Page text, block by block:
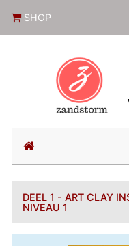
SHOP
(current)
DEEL 1 - ART CLAY
NIVEAU 1